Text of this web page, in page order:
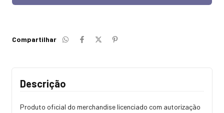
Compartilhar
Descrição
Produto oficial do merchandise licenciado com autorização